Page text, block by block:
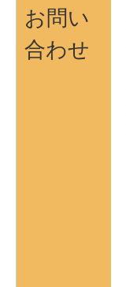
お問い
合わせ